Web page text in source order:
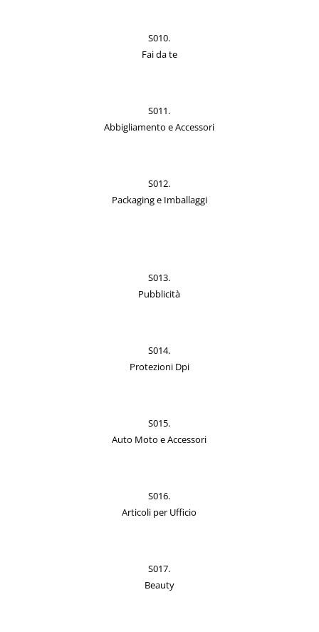
S010.
Fai da te
S011.
Abbigliamento e Accessori
S012.
Packaging e Imballaggi
S013.
Pubblicità
S014.
Protezioni Dpi
S015.
Auto Moto e Accessori
S016.
Articoli per Ufficio
S017.
Beauty